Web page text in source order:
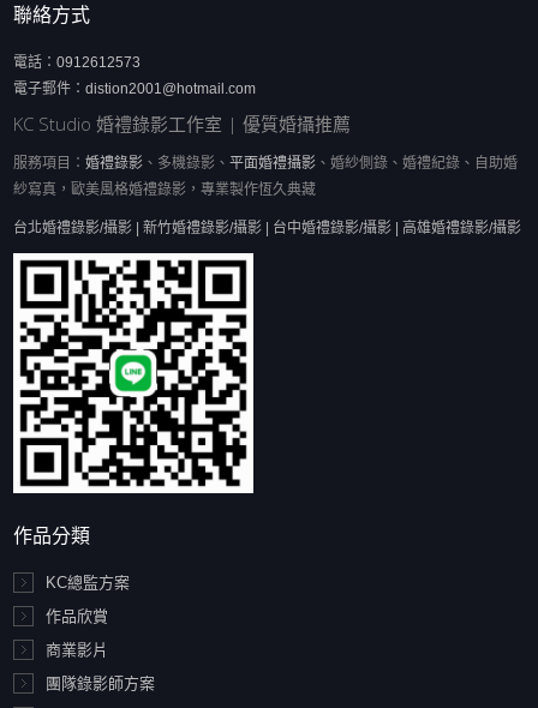
聯絡方式
電話：0912612573
電子郵件：distion2001@hotmail.com
KC Studio 婚禮錄影工作室 | 優質婚攝推薦
服務項目：婚禮錄影 、多機錄影、平面婚禮攝影 、婚紗側錄、婚禮紀錄、自助婚
紗寫真，歐美風格婚禮錄影，專業製作恆久典藏
台北婚禮錄影/攝影 | 新竹婚禮錄影/攝影 | 台中婚禮錄影/攝影 | 高雄婚禮錄影/攝影
作品分類
KC總監方案
作品欣賞
商業影片
團隊錄影師方案